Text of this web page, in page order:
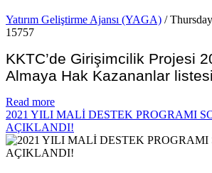
Yatırım Geliştirme Ajansı (YAGA) /
15757
KKTC’de Girişimcilik Projesi
Almaya Hak Kazananlar
Read more
2021 YILI MALİ DESTEK PROGRAMI
AÇIKLANDI!